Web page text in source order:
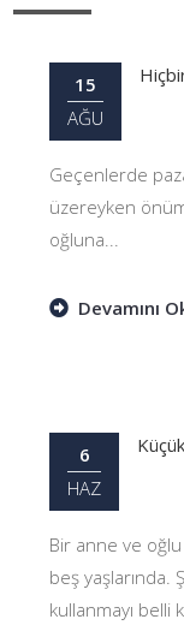
15
AĞU
Geçenlerde
üzereyken
oğluna...
Devamını
6
HAZ
Bir anne ve
beş
kullanmayı belli